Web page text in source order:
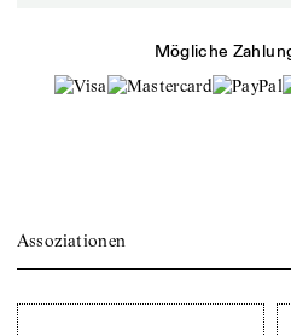
Mögliche
Assoziationen